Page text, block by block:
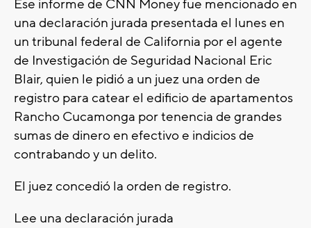
Ese informe de CNN Money fue mencionado en
una declaración jurada presentada el lunes en
un tribunal federal de California por el agente
de Investigación de Seguridad Nacional Eric
Blair, quien le pidió a un juez una orden de
registro para catear el edificio de apartamentos
Rancho Cucamonga por tenencia de grandes
sumas de dinero en efectivo e indicios de
contrabando y un delito.
El juez concedió la orden de registro.
Lee una declaración jurada